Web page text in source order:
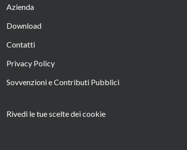
Azienda
Download
Contatti
Privacy Policy
Sovvenzioni e Contributi Pubblici
Rivedi le tue scelte dei cookie